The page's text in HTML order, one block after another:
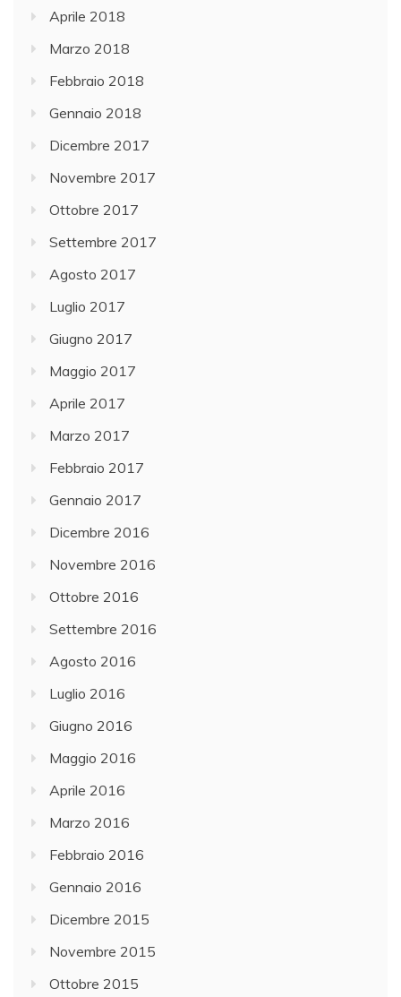
Aprile 2018
Marzo 2018
Febbraio 2018
Gennaio 2018
Dicembre 2017
Novembre 2017
Ottobre 2017
Settembre 2017
Agosto 2017
Luglio 2017
Giugno 2017
Maggio 2017
Aprile 2017
Marzo 2017
Febbraio 2017
Gennaio 2017
Dicembre 2016
Novembre 2016
Ottobre 2016
Settembre 2016
Agosto 2016
Luglio 2016
Giugno 2016
Maggio 2016
Aprile 2016
Marzo 2016
Febbraio 2016
Gennaio 2016
Dicembre 2015
Novembre 2015
Ottobre 2015